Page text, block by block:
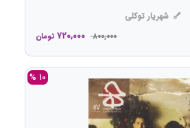
شهریار توکلی
800,000
720,000 تومان
10 %